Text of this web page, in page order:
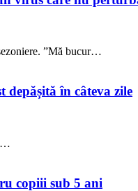
”Mă bucur…
depășită în câteva zile
copiii sub 5 ani